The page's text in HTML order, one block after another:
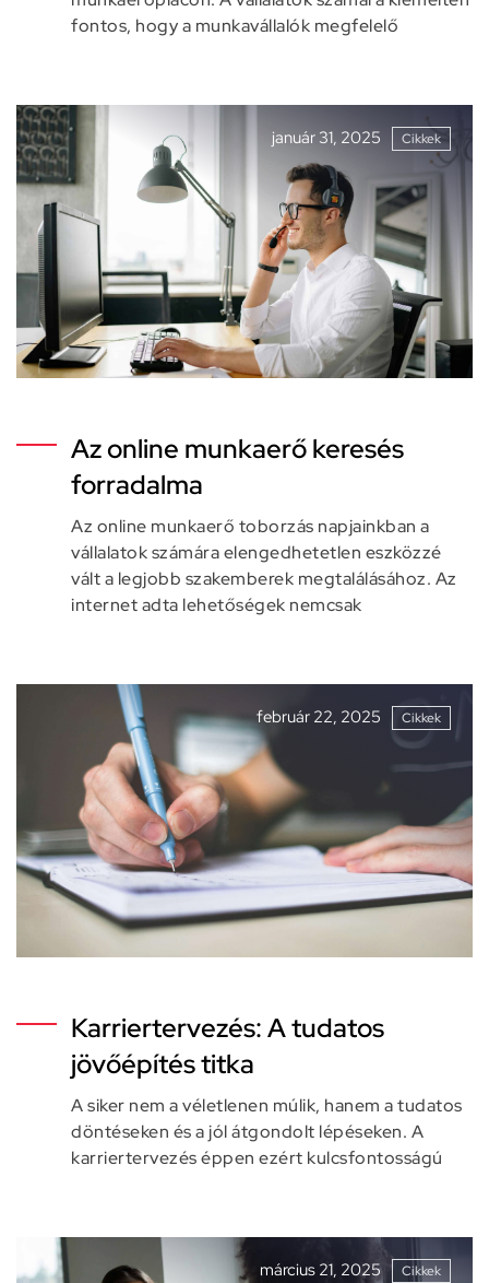
fontos, hogy a munkavállalók megfelelő
január 31, 2025 Cikkek
Az online munkaerő keresés
forradalma
Az online munkaerő toborzás napjainkban a
vállalatok számára elengedhetetlen eszközzé
vált a legjobb szakemberek megtalálásához. Az
internet adta lehetőségek nemcsak
február 22, 2025 Cikkek
Karriertervezés: A tudatos
jövőépítés titka
A siker nem a véletlenen múlik, hanem a tudatos
döntéseken és a jól átgondolt lépéseken. A
karriertervezés éppen ezért kulcsfontosságú
március 21, 2025 Cikkek